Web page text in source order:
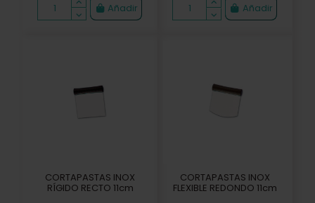
Añadir Añadir
CORTAPASTAS INOX
RÍGIDO RECTO 11cm
CORTAPASTAS INOX
FLEXIBLE REDONDO 11cm